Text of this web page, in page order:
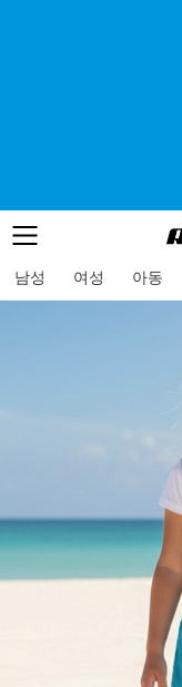
메뉴
남성 여성 아동